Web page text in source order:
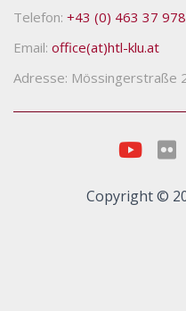
Telefon: +43 (0) 463 37 978
Email: office(at)htl-klu.at
Adresse: Mössingerstraße
Copyright ©